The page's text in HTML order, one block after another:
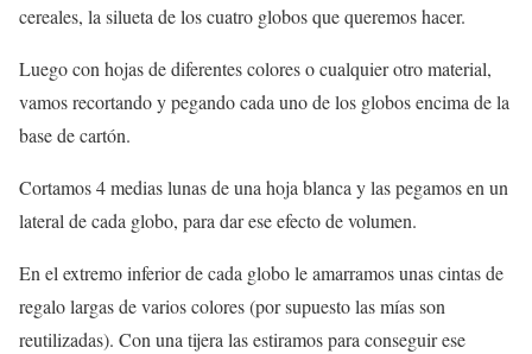
cereales, la silueta de los cuatro globos que queremos hacer.
Luego con hojas de diferentes colores o cualquier otro material,
vamos recortando y pegando cada uno de los globos encima de la
base de cartón.
Cortamos 4 medias lunas de una hoja blanca y las pegamos en un
lateral de cada globo, para dar ese efecto de volumen.
En el extremo inferior de cada globo le amarramos unas cintas de
regalo largas de varios colores (por supuesto las mías son
reutilizadas). Con una tijera las estiramos para conseguir ese